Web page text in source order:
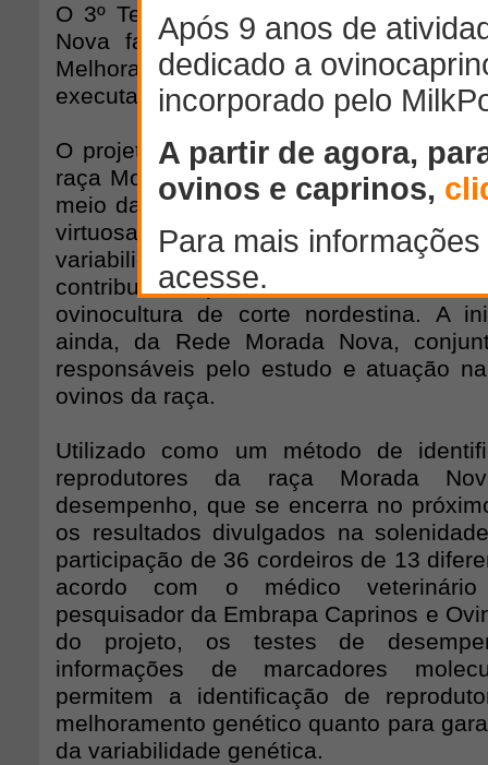
O 3º Teste de Desempenho de
Nova faz parte do projeto "Núcleo
Melhoramento Genético da Raça
executado pela Embrapa Caprinos e
O projeto tem o objetivo de
raça Morada Nova, de maneira a
meio da divulgação das suas
virtuosas em relação a outras espécies,
variabilidade genética e do
contribuindo para o
ovinocultura de corte nordestina. A
ainda, da Rede Morada Nova,
responsáveis pelo estudo e atuação
ovinos da raça.
Utilizado como um método de
reprodutores da raça Morada
desempenho, que se encerra no
os resultados divulgados na
participação de 36 cordeiros de 13
acordo com o médico
pesquisador da Embrapa Caprinos e
do projeto, os testes de
informações de marcadores
permitem a identificação de
melhoramento genético quanto para
da variabilidade genética.